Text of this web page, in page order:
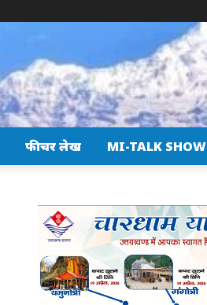
फीचर लेख MI-TALK SHOW